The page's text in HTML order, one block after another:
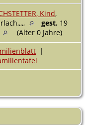
Kind,
gest. 19
(Alter 0 Jahre)
|